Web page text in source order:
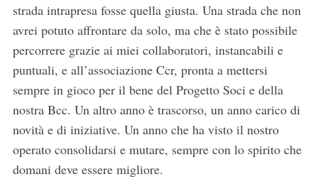
strada intrapresa fosse quella giusta. Una strada che non
avrei potuto affrontare da solo, ma che è stato possibile
percorrere grazie ai miei collaboratori, instancabili e
puntuali, e all’associazione Ccr, pronta a mettersi
sempre in gioco per il bene del Progetto Soci e della
nostra Bcc. Un altro anno è trascorso, un anno carico di
novità e di iniziative. Un anno che ha visto il nostro
operato consolidarsi e mutare, sempre con lo spirito che
domani deve essere migliore.
S
e
r
c
h
f
r
: